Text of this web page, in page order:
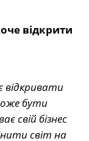
відкрити
відкривати
бути
свій бізнес
світ на